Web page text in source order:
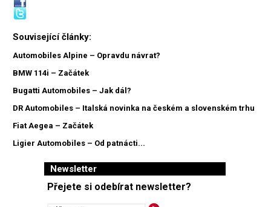
Související články:
Automobiles Alpine – Opravdu návrat?
BMW 114i – Začátek
Bugatti Automobiles – Jak dál?
DR Automobiles – Italská novinka na českém a slovenském trhu
Fiat Aegea – Začátek
Ligier Automobiles – Od patnácti...
Newsletter
Přejete si odebírat newsletter?